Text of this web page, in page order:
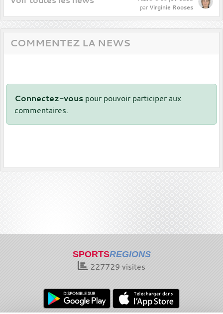
par Virginie Rooses
COMMENTEZ LA NEWS
Connectez-vous pour pouvoir participer aux
commentaires.
SPORTSREGIONS
227729 visites